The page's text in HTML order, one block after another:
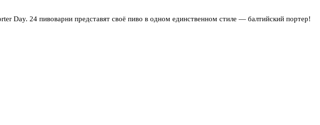
Day. 24 пивоварни представят своё пиво в одном единственном стиле — балтийский портер!